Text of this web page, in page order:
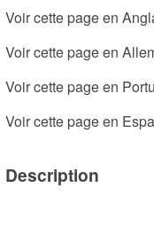
Voir cette page en
Voir cette page en
Voir cette page en
Voir cette page en
Description